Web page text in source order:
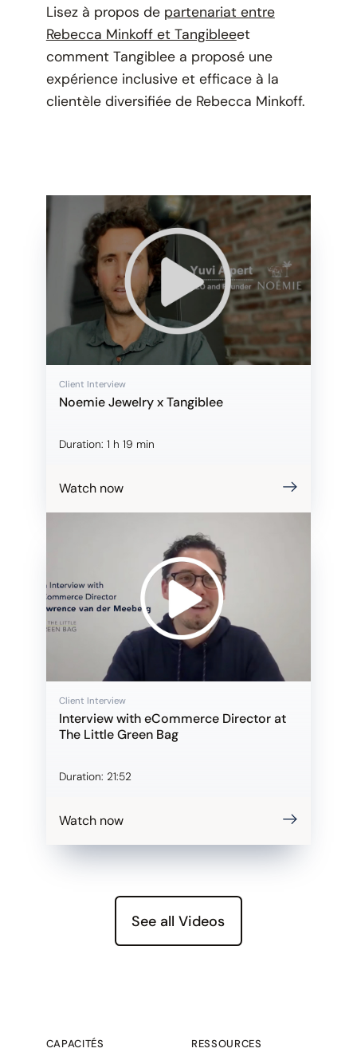
Lisez à propos de partenariat entre
Rebecca Minkoff et Tangibleeet
comment Tangiblee a proposé une
expérience inclusive et efficace à la
clientèle diversifiée de Rebecca Minkoff.
Client Interview
Noemie Jewelry x Tangiblee
Duration: 1 h 19 min
Watch now
Client Interview
Interview with eCommerce Director at
The Little Green Bag
Duration: 21:52
Watch now
See all Videos
CAPACITÉS RESSOURCES